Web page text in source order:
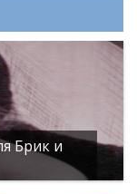
Брик и